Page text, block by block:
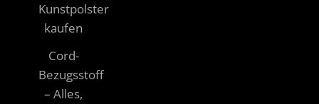
Kunstpolster
kaufen
Cord-
Bezugsstoff
– Alles,